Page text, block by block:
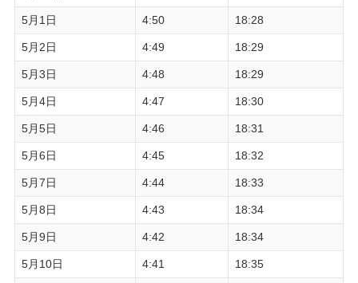
5月1日 4:50 18:28
5月2日 4:49 18:29
5月3日 4:48 18:29
5月4日 4:47 18:30
5月5日 4:46 18:31
5月6日 4:45 18:32
5月7日 4:44 18:33
5月8日 4:43 18:34
5月9日 4:42 18:34
5月10日 4:41 18:35